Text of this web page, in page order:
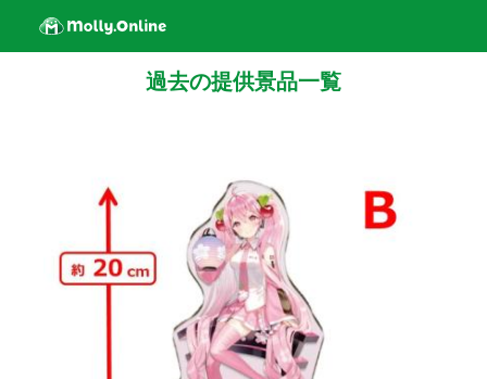
過去の提供景品一覧